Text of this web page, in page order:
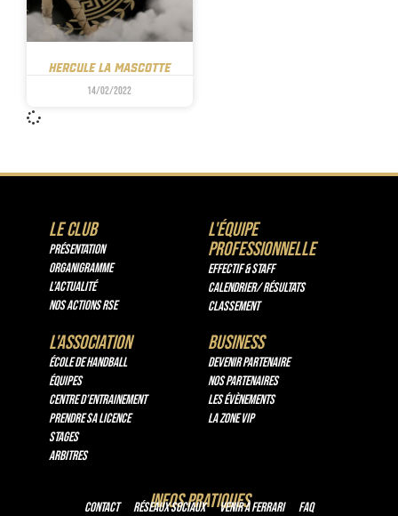
Hercule la mascotte
14/02/2022
LE CLUB
PRÉSENTATION
ORGANIGRAMME
L’ACTUALITÉ
NOS ACTIONS RSE
L'équipe
professionnelle
Effectif & Staff
Calendrier/ Résultats
Classement
L'association
École de handball
Équipes
Centre d’entrainement
Prendre sa licence
Stages
Arbitres
Business
Devenir partenaire
Nos Partenaires
Les évènements
La Zone VIP
infos pratiques
Contact Réseaux Sociaux Venir à Ferrari FAQ